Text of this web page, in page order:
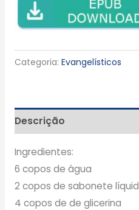
Categoria: Evangelísticos
Descrição
Ingredientes:
6 copos de água
2 copos de sabonete
4 copos de de glicerina